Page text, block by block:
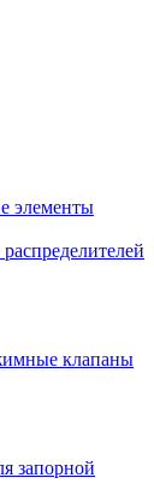
элементы
клапаны
запорной